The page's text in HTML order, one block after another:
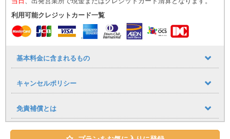
利用可能クレジットカード一覧
基本料金に含まれるもの
キャンセルポリシー
免責補償とは